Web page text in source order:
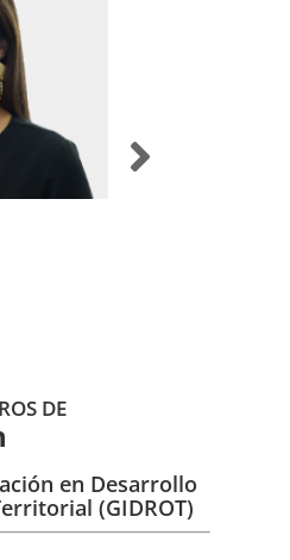
DE
en Desarrollo
(GIDROT)